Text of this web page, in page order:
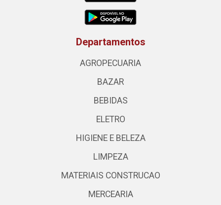
Departamentos
AGROPECUARIA
BAZAR
BEBIDAS
ELETRO
HIGIENE E BELEZA
LIMPEZA
MATERIAIS CONSTRUCAO
MERCEARIA